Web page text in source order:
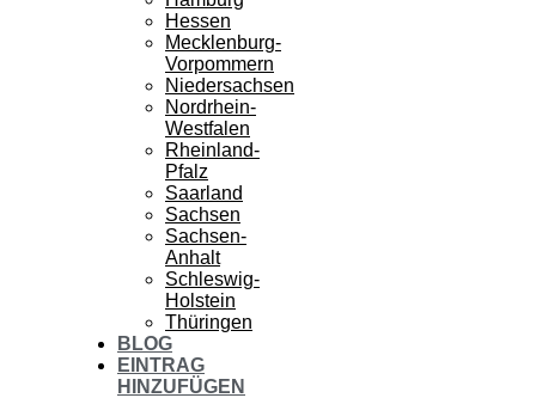
Hessen
Mecklenburg-
Vorpommern
Niedersachsen
Nordrhein-
Westfalen
Rheinland-
Pfalz
Saarland
Sachsen
Sachsen-
Anhalt
Schleswig-
Holstein
Thüringen
BLOG
EINTRAG
HINZUFÜGEN